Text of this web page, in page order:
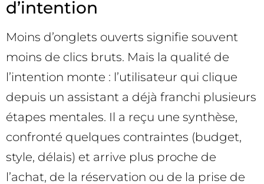
d’intention
Moins d’onglets ouverts signifie souvent
moins de clics bruts. Mais la qualité de
l’intention monte : l’utilisateur qui clique
depuis un assistant a déjà franchi plusieurs
étapes mentales. Il a reçu une synthèse,
confronté quelques contraintes (budget,
style, délais) et arrive plus proche de
l’achat, de la réservation ou de la prise de